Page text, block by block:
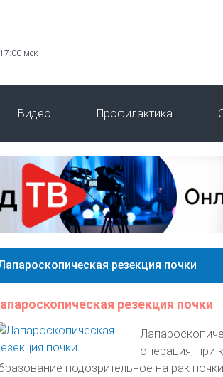
мск
Видео Профилактика
резекция почки
резекция почки
операция, при
подозрительное на рак